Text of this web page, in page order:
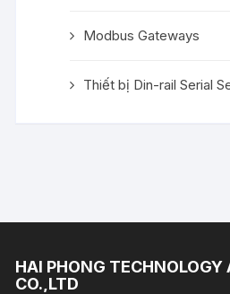
Modbus Gateways
Thiết bị Din-rail Serial
HAI PHONG TECHNOLOGY
CO.,LTD